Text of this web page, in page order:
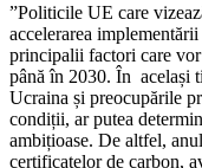
”Politicile UE care
accelerarea
principalii factori care
până în 2030. În același
Ucraina și preocupările
condiții, ar putea
ambițioase. De altfel,
certificatelor de carbon,